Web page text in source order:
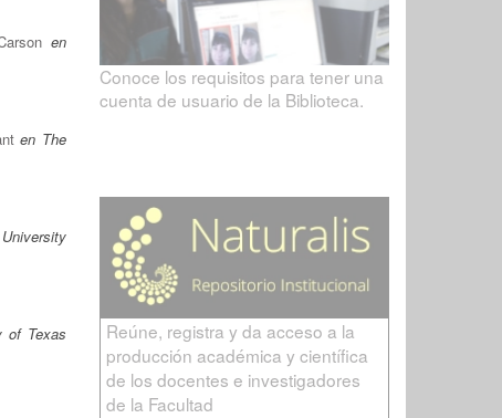
en
en The
of Texas
Conoce los requisitos para tener una
cuenta de usuario de la Biblioteca.
Reúne, registra y da acceso a la
producción académica y científica
de los docentes e investigadores
de la Facultad